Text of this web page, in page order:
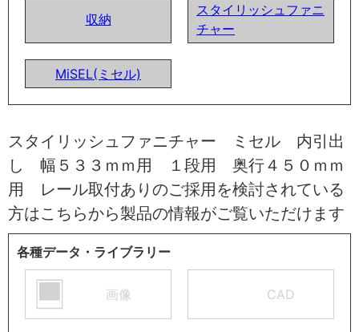
収納
スタイリッシュファニ
チャー
MiSEL(ミセル)
スタイリッシュファニチャー ミセル 内引出
し 幅５３３ｍｍ用 １段用 奥行４５０ｍｍ
用 レール取付ありのご採用を検討されている
方はこちらから製品の情報がご覧いただけます
各種データ・ライブラリー
画像 CAD